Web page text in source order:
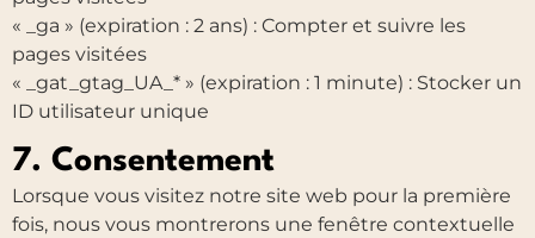
« _ga » (expiration : 2 ans) : Compter et suivre les
pages visitées
« _gat_gtag_UA_* » (expiration : 1 minute) : Stocker un
ID utilisateur unique
7. Consentement
Lorsque vous visitez notre site web pour la première
fois, nous vous montrerons une fenêtre contextuelle